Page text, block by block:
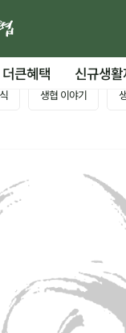
더큰혜택 신규생
생협 이야기